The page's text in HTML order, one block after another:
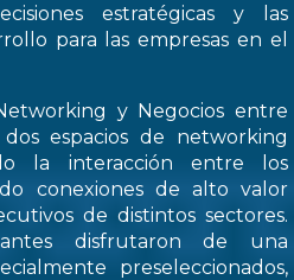
estratégicas y las
para las empresas en el
y Negocios entre
espacios de networking
la interacción entre los
conexiones de alto valor
de distintos sectores.
disfrutaron de una
preseleccionados,